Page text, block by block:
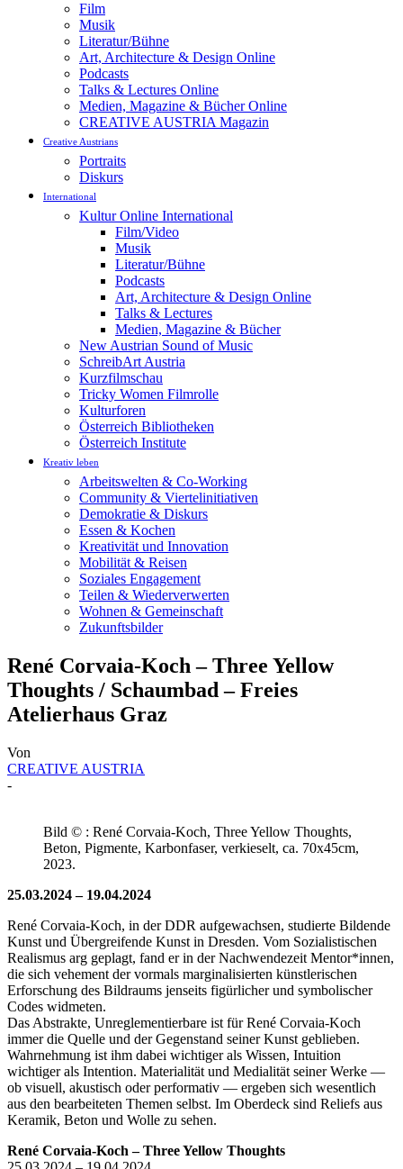
Film
Musik
Literatur/Bühne
Art, Architecture & Design Online
Podcasts
Talks & Lectures Online
Medien, Magazine & Bücher Online
CREATIVE AUSTRIA Magazin
Creative Austrians
Portraits
Diskurs
International
Kultur Online International
Film/Video
Musik
Literatur/Bühne
Podcasts
Art, Architecture & Design Online
Talks & Lectures
Medien, Magazine & Bücher
New Austrian Sound of Music
SchreibArt Austria
Kurzfilmschau
Tricky Women Filmrolle
Kulturforen
Österreich Bibliotheken
Österreich Institute
Kreativ leben
Arbeitswelten & Co-Working
Community & Viertelinitiativen
Demokratie & Diskurs
Essen & Kochen
Kreativität und Innovation
Mobilität & Reisen
Soziales Engagement
Teilen & Wiederverwerten
Wohnen & Gemeinschaft
Zukunftsbilder
René Corvaia-Koch – Three Yellow
Thoughts / Schaumbad – Freies
Atelierhaus Graz
Von
CREATIVE AUSTRIA
-
Bild © : René Corvaia-Koch, Three Yellow Thoughts,
Beton, Pigmente, Karbonfaser, verkieselt, ca. 70x45cm,
2023.
25.03.2024 – 19.04.2024
René Corvaia-Koch, in der DDR aufgewachsen, studierte Bildende
Kunst und Übergreifende Kunst in Dresden. Vom Sozialistischen
Realismus arg geplagt, fand er in der Nachwendezeit Mentor*innen,
die sich vehement der vormals marginalisierten künstlerischen
Erforschung des Bildraums jenseits figürlicher und symbolischer
Codes widmeten.
Das Abstrakte, Unreglementierbare ist für René Corvaia-Koch
immer die Quelle und der Gegenstand seiner Kunst geblieben.
Wahrnehmung ist ihm dabei wichtiger als Wissen, Intuition
wichtiger als Intention. Materialität und Medialität seiner Werke —
ob visuell, akustisch oder performativ — ergeben sich wesentlich
aus den bearbeiteten Themen selbst. Im Oberdeck sind Reliefs aus
Keramik, Beton und Wolle zu sehen.
René Corvaia-Koch – Three Yellow Thoughts